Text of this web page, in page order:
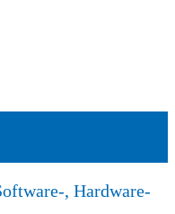
, Hardware-